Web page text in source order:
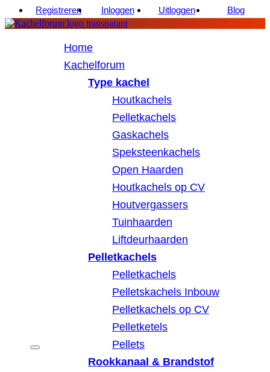
Registreren Inloggen Uitloggen Blog
Home
Kachelforum
Type kachel
Houtkachels
Pelletkachels
Gaskachels
Speksteenkachels
Open Haarden
Houtkachels op CV
Houtvergassers
Tuinhaarden
Liftdeurhaarden
Pelletkachels
Pelletkachels
Pelletskachels Inbouw
Pelletkachels op CV
Pelletketels
Pellets
Rookkanaal & Brandstof